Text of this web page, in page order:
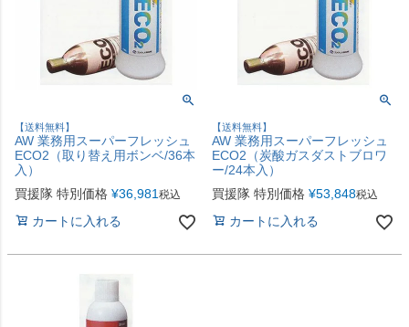
【送料無料】
AW 業務用スーパーフレッシュ
ECO2（取り替え用ボンベ/36本
入）
買援隊 特別価格 ¥36,981 税込
カートに入れる
【送料無料】
AW 業務用スーパーフレッシュ
ECO2（炭酸ガスダストブロワ
ー/24本入）
買援隊 特別価格 ¥53,848税込
カートに入れる